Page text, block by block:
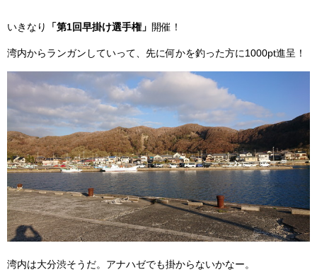
いきなり 「第1回早掛け選手権」 開催！
湾内からランガンしていって、先に何かを釣った方に1000pt進呈！
湾内は大分渋そうだ。アナハゼでも掛からないかなー。